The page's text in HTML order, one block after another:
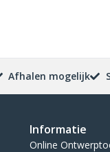
Afhalen mogelijk
Informatie
Online